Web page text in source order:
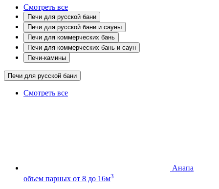
Смотреть все
Печи для русской бани
Печи для русской бани и сауны
Печи для коммерческих бань
Печи для коммерческих бань и саун
Печи-камины
Печи для русской бани
Смотреть все
Анапа
объем парных от 8 до 16м3